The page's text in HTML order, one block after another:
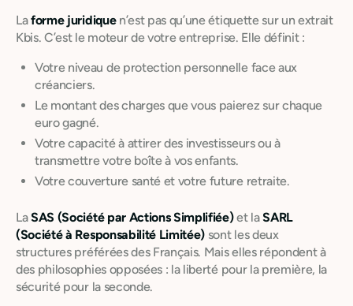
Laforme juridiquen’est pas qu’une étiquette sur un extrait
Kbis. C’est le moteur de votre entreprise. Elle définit :
Votre niveau de protection personnelle face aux
créanciers.
Le montant des charges que vous paierez sur chaque
euro gagné.
Votre capacité à attirer des investisseurs ou à
transmettre votre boîte à vos enfants.
Votre couverture santé et votre future retraite.
LaSAS (Société par Actions Simplifiée)et laSARL
(Société à Responsabilité Limitée) sont les deux
structures préférées des Français. Mais elles répondent à
des philosophies opposées : la liberté pour la première, la
sécurité pour la seconde.